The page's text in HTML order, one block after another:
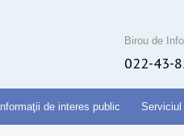
Birou de
022-43-
Informaţii de interes public Serviciul